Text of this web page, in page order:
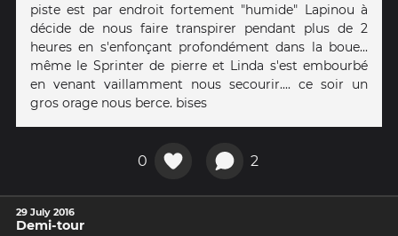
piste est par endroit fortement "humide" Lapinou à
décide de nous faire transpirer pendant plus de 2
heures en s'enfonçant profondément dans la boue...
même le Sprinter de pierre et Linda s'est embourbé
en venant vaillamment nous secourir.... ce soir un
gros orage nous berce. bises
0 2
29 July 2016
Demi-tour